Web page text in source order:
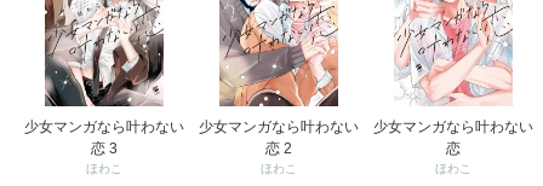
少女マンガなら叶わない
恋 3
ほわこ
少女マンガなら叶わない
恋 2
ほわこ
少女マンガなら叶わない
恋
ほわこ